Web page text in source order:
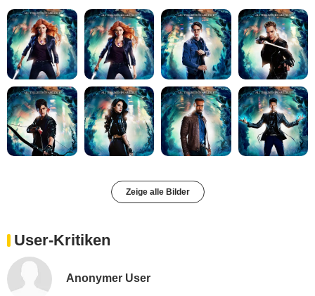
Zeige alle Bilder
User-Kritiken
Anonymer User